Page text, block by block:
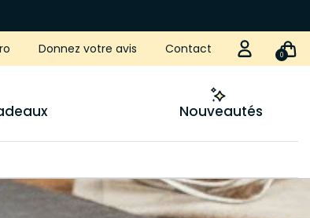
Donnez votre avis Contact 0
Nouveautés